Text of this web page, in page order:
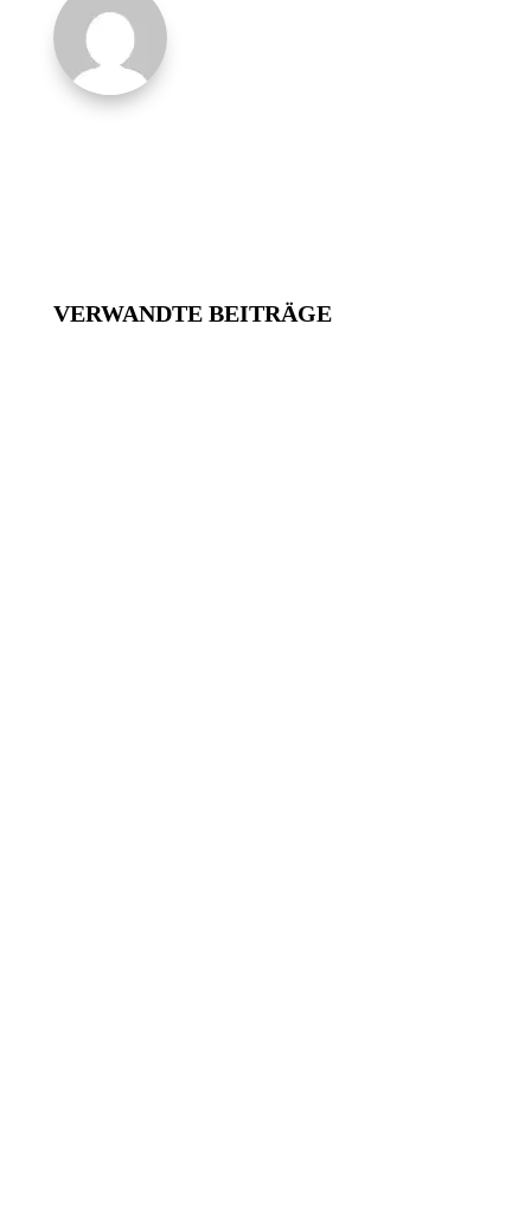
VERWANDTE BEITRÄGE